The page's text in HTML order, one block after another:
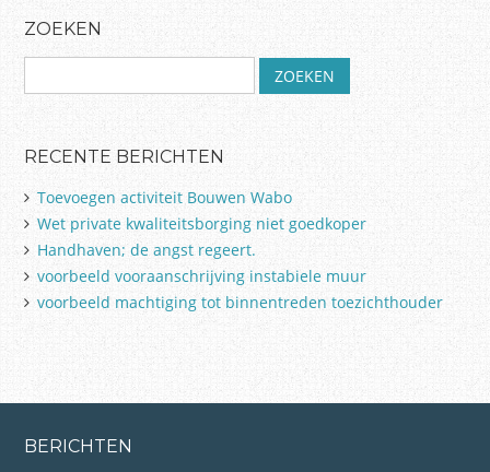
Post navigation
ZOEKEN
o
e
n
a
a
r
:
RECENTE BERICHTEN
Toevoegen activiteit Bouwen Wabo
Wet private kwaliteitsborging niet goedkoper
Handhaven; de angst regeert.
voorbeeld vooraanschrijving instabiele muur
voorbeeld machtiging tot binnentreden toezichthouder
BERICHTEN